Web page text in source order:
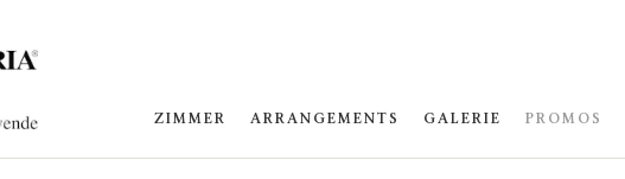
ZIMMER ARRANGEMENTS GALERIE PROMOS